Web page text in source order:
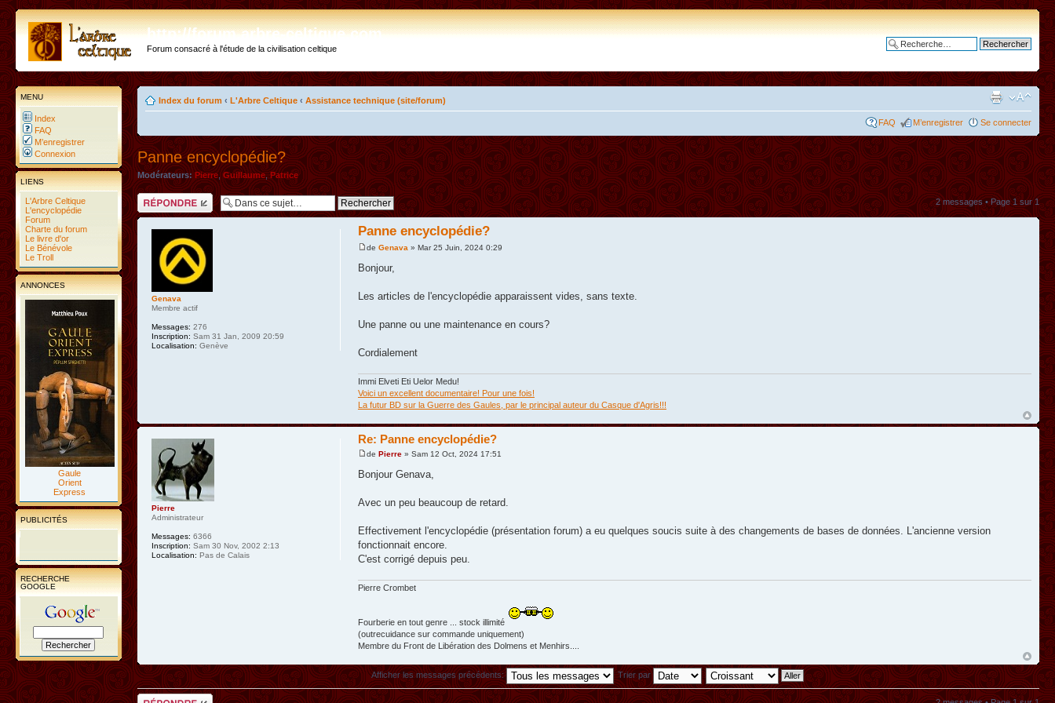
http://forum.arbre-celtique.com
Forum consacré à l'étude de la civilisation celtique
MENU
Index
FAQ
M’enregistrer
Connexion
LIENS
L'Arbre Celtique
L'encyclopédie
Forum
Charte du forum
Le livre d'or
Le Bénévole
Le Troll
ANNONCES
Gaule
Orient
Express
PUBLICITÉS
RECHERCHE
GOOGLE
Index du forum ‹ L'Arbre Celtique ‹ Assistance technique (site/forum)
FAQ M’enregistrer Se connecter
Panne encyclopédie?
Modérateurs: Pierre,Guillaume,Patrice
Répondre 2 messages • Page1sur1
Panne encyclopédie?
de Genava » Mar 25 Juin, 2024 0:29
Bonjour,
Les articles de l'encyclopédie apparaissent vides, sans texte.
Une panne ou une maintenance en cours?
Cordialement
Immi Elveti Eti Uelor Medu!
Voici un excellent documentaire! Pour une fois!
La futur BD sur la Guerre des Gaules, par le principal auteur du Casque d'Agris!!!
Genava
Membre actif
Messages: 276
Inscription: Sam 31 Jan, 2009 20:59
Localisation: Genève
Re: Panne encyclopédie?
de Pierre» Sam 12 Oct, 2024 17:51
Bonjour Genava,
Avec un peu beaucoup de retard.
Effectivement l'encyclopédie (présentation forum) a eu quelques soucis suite à des changements de bases de données. L'ancienne version
fonctionnait encore.
C'est corrigé depuis peu.
Pierre Crombet
Fourberie en tout genre ... stock illimité
(outrecuidance sur commande uniquement)
Membre du Front de Libération des Dolmens et Menhirs....
Pierre
Administrateur
Messages: 6366
Inscription: Sam 30 Nov, 2002 2:13
Localisation: Pas de Calais
Afficher les messages précédents: Trier par
Répondre